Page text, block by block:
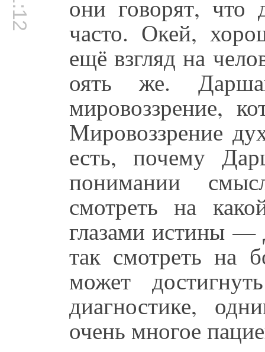
они говорят, что
часто. Окей,
ещё взгляд на
оять же.
мировоззрение,
Мировоззрение
есть, почему
понимании
смотреть на
глазами истины —
так смотреть на
может
диагностике,
очень многое